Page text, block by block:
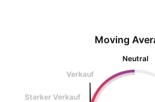
Moving
Neutral
Verkauf
Starker Verkauf